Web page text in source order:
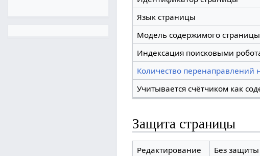
Язык страницы
Модель содержимого страницы
Индексация поисковыми
Количество перенаправлений
Учитывается счётчиком как
Защита страницы
Редактирование
Без защиты